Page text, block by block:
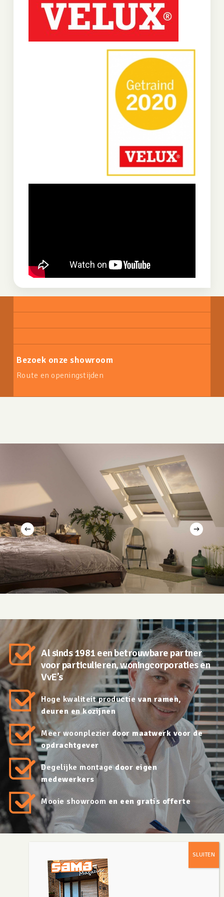
Bezoek onze showroom
Route en openingstijden
Al sinds 1981 een betrouwbare partner
voor particulieren, woningcorporaties en
VvE’s
Hoge kwaliteit productie van ramen,
deuren en kozijnen
Meer woonplezierdoor maatwerk voor de
opdrachtgever
Degelijke montagedoor eigen
medewerkers
Mooie showroomen een gratis offerte